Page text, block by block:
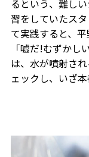
るという、難し
習をしていたス
て実践すると、
「嘘だ!むずかし
は、水が噴射さ
ェックし、いざ本